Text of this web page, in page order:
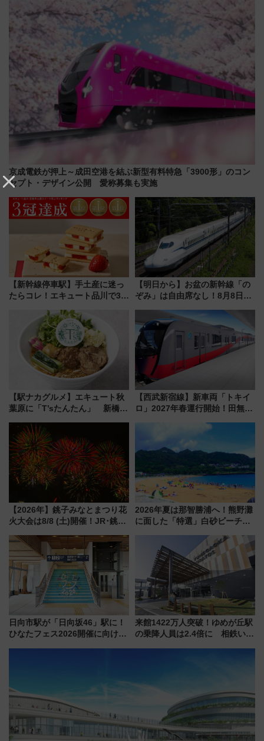
潟・長野・庄内へ
谷実アレンジの特別仕様へ、8月
5日始発から
京成電鉄が押上～成田空港を結ぶ新型有料特急「3900形」のコン
セプト・デザイン公開 愛称募集も実施
【新幹線停車駅】手土産に迷っ
たらコレ！エキュート品川で3年
産スイーツとは？
【明日から】お盆の新幹線「の
ぞみ」は自由席なし！8月8日午
せば空きが見つかることも 混
雑避ける「空席」探しのコツ
【駅ナカグルメ】エキュート秋
葉原に「T’sたんたん」 新橋に
饅」、オムライス専門店「肉と
たまご」新グルメ続々登場！
【2026年8月】
【西武新宿線】新車両「トキイ
ロ」2027年春運行開始！田無・
【2026年】銚子みなとまつり花
火大会は8/8 (土)開催！JR･銚子
報、利根川に咲く8,000発の大迫
力＆屋台を満喫
2026年夏は那智勝浦へ！熊野灘
に面した「特選」白砂ビーチは
会」は8月11日開催！
日向市駅が「日向坂46」駅に！
ひなたフェス2026開催に向けJR
来館1422万人突破！ゆめが丘駅
の乗降人員は2.4倍に 相鉄いず